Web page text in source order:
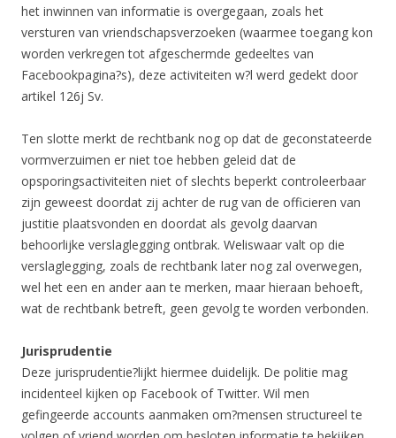
het inwinnen van informatie is overgegaan, zoals het
versturen van vriendschapsverzoeken (waarmee toegang kon
worden verkregen tot afgeschermde gedeeltes van
Facebookpagina?s), deze activiteiten w?l werd gedekt door
artikel 126j Sv.
Ten slotte merkt de rechtbank nog op dat de geconstateerde
vormverzuimen er niet toe hebben geleid dat de
opsporingsactiviteiten niet of slechts beperkt controleerbaar
zijn geweest doordat zij achter de rug van de officieren van
justitie plaatsvonden en doordat als gevolg daarvan
behoorlijke verslaglegging ontbrak. Weliswaar valt op die
verslaglegging, zoals de rechtbank later nog zal overwegen,
wel het een en ander aan te merken, maar hieraan behoeft,
wat de rechtbank betreft, geen gevolg te worden verbonden.
Jurisprudentie
Deze jurisprudentie?lijkt hiermee duidelijk. De politie mag
incidenteel kijken op Facebook of Twitter. Wil men
gefingeerde accounts aanmaken om?mensen structureel te